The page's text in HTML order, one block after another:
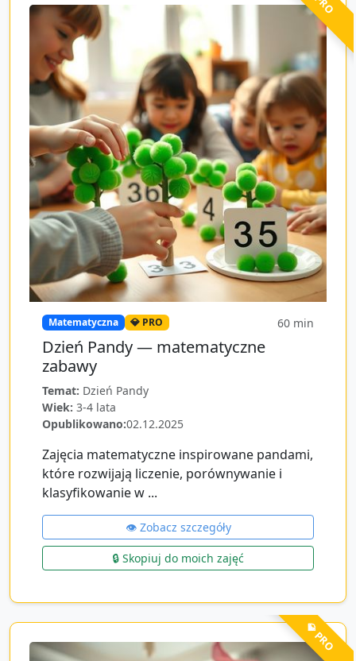
Matematyczna 💎 PRO 60 min
Dzień Pandy — matematyczne
zabawy
Temat: Dzień Pandy
Wiek: 3-4 lata
Opublikowano:02.12.2025
Zajęcia matematyczne inspirowane pandami,
które rozwijają liczenie, porównywanie i
klasyfikowanie w ...
👁️ Zobacz szczegóły
🔒 Skopiuj do moich zajęć
💎 PRO